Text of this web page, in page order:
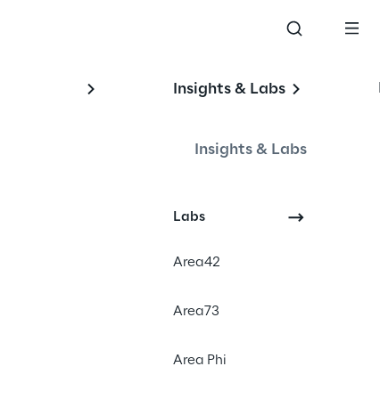
Insights & Labs
Insights & Labs
Labs
Area42
Area73
Area Phi